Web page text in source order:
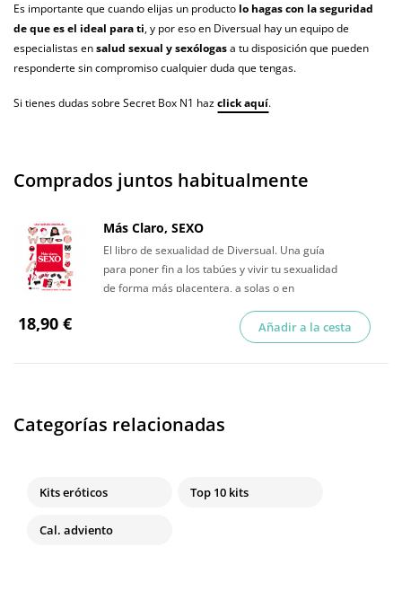
Es importante que cuando elijas un producto lo hagas con la seguridad
de que es el ideal para ti, y por eso en Diversual hay un equipo de
especialistas ensalud sexual y sexólogasa tu disposición que pueden
responderte sin compromiso cualquier duda que tengas.
Si tienes dudas sobre Secret Box N1 hazclick aquí.
Comprados juntos habitualmente
Más Claro, SEXO
El libro de sexualidad de Diversual. Una guía
para poner fin a los tabúes y vivir tu sexualidad
de forma más placentera, a solas o en
18,90 € Añadir a la cesta
Categorías relacionadas
Kits eróticos Top 10 kits
Cal. adviento